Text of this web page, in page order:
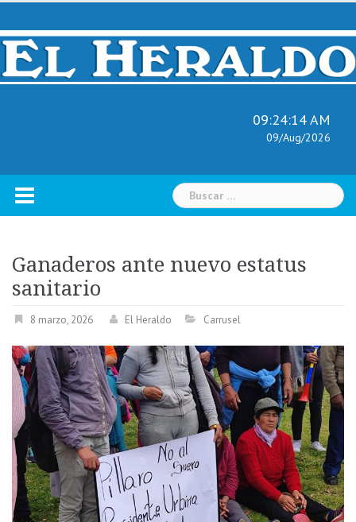
Skip
content
09:24:15 AM
09/Aug/2026
Buscar:
Ganaderos ante nuevo estatus
sanitario
8 marzo, 2026 El Heraldo Carrusel